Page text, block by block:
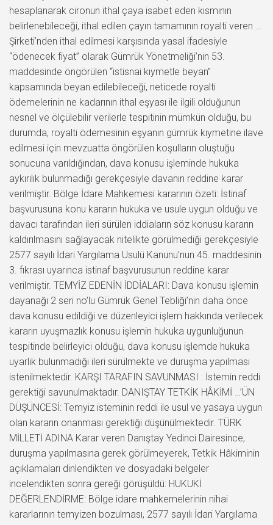
hesaplanarak cironun ithal çaya isabet eden kısmının
belirlenebileceği, ithal edilen çayın tamamının royalti veren …
Şirketi’nden ithal edilmesi karşısında yasal ifadesiyle
“ödenecek fiyat” olarak Gümrük Yönetmeliği’nin 53.
maddesinde öngörülen “istisnai kıymetle beyan”
kapsamında beyan edilebileceği, neticede royalti
ödemelerinin ne kadarının ithal eşyası ile ilgili olduğunun
nesnel ve ölçülebilir verilerle tespitinin mümkün olduğu, bu
durumda, royalti ödemesinin eşyanın gümrük kıymetine ilave
edilmesi için mevzuatta öngörülen koşulların oluştuğu
sonucuna varıldığından, dava konusu işleminde hukuka
aykırılık bulunmadığı gerekçesiyle davanın reddine karar
verilmiştir. Bölge İdare Mahkemesi kararının özeti: İstinaf
başvurusuna konu kararın hukuka ve usule uygun olduğu ve
davacı tarafından ileri sürülen iddiaların söz konusu kararın
kaldırılmasını sağlayacak nitelikte görülmediği gerekçesiyle
2577 sayılı İdari Yargılama Usulü Kanunu’nun 45. maddesinin
3. fıkrası uyarınca istinaf başvurusunun reddine karar
verilmiştir. TEMYİZ EDENİN İDDİALARI: Dava konusu işlemin
dayanağı 2 seri no’lu Gümrük Genel Tebliği’nin daha önce
dava konusu edildiği ve düzenleyici işlem hakkında verilecek
kararın uyuşmazlık konusu işlemin hukuka uygunluğunun
tespitinde belirleyici olduğu, dava konusu işlemde hukuka
uyarlık bulunmadığı ileri sürülmekte ve duruşma yapılması
istenilmektedir. KARŞI TARAFIN SAVUNMASI : İstemin reddi
gerektiği savunulmaktadır. DANIŞTAY TETKİK HÂKİMİ …’ÜN
DÜŞÜNCESİ: Temyiz isteminin reddi ile usul ve yasaya uygun
olan kararın onanması gerektiği düşünülmektedir. TÜRK
MİLLETİ ADINA Karar veren Danıştay Yedinci Dairesince,
duruşma yapılmasına gerek görülmeyerek, Tetkik Hâkiminin
açıklamaları dinlendikten ve dosyadaki belgeler
incelendikten sonra gereği görüşüldü: HUKUKİ
DEĞERLENDİRME: Bölge idare mahkemelerinin nihai
kararlarının temyizen bozulması, 2577 sayılı İdari Yargılama